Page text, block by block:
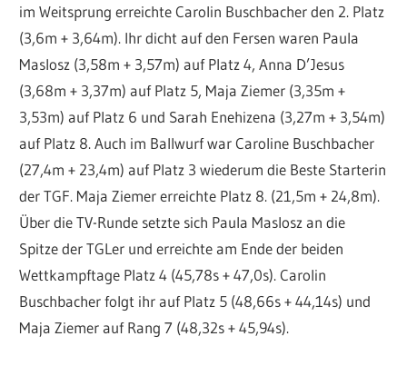
im Weitsprung erreichte Carolin Buschbacher den 2. Platz
(3,6m + 3,64m). Ihr dicht auf den Fersen waren Paula
Maslosz (3,58m + 3,57m) auf Platz 4, Anna D’Jesus
(3,68m + 3,37m) auf Platz 5, Maja Ziemer (3,35m +
3,53m) auf Platz 6 und Sarah Enehizena (3,27m + 3,54m)
auf Platz 8. Auch im Ballwurf war Caroline Buschbacher
(27,4m + 23,4m) auf Platz 3 wiederum die Beste Starterin
der TGF. Maja Ziemer erreichte Platz 8. (21,5m + 24,8m).
Über die TV-Runde setzte sich Paula Maslosz an die
Spitze der TGLer und erreichte am Ende der beiden
Wettkampftage Platz 4 (45,78s + 47,0s). Carolin
Buschbacher folgt ihr auf Platz 5 (48,66s + 44,14s) und
Maja Ziemer auf Rang 7 (48,32s + 45,94s).